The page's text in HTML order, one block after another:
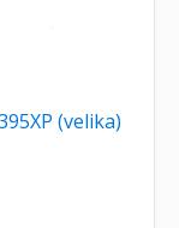
(velika)